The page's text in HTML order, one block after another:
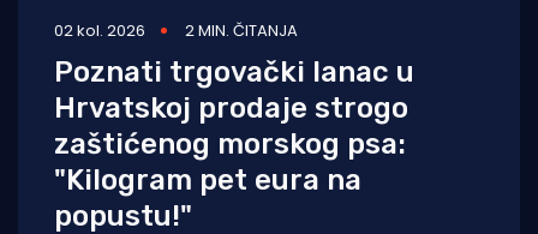
02 kol. 2026 2 MIN. ČITANJA
Poznati trgovački lanac u
Hrvatskoj prodaje strogo
zaštićenog morskog psa:
"Kilogram pet eura na
popustu!"